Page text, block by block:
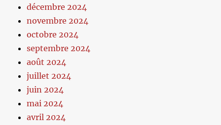
décembre 2024
novembre 2024
octobre 2024
septembre 2024
août 2024
juillet 2024
juin 2024
mai 2024
avril 2024